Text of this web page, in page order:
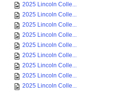
2025 Lincoln Colle...
2025 Lincoln Colle...
2025 Lincoln Colle...
2025 Lincoln Colle...
2025 Lincoln Colle...
2025 Lincoln Colle...
2025 Lincoln Colle...
2025 Lincoln Colle...
2025 Lincoln Colle...